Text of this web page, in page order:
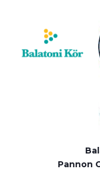
Pannon